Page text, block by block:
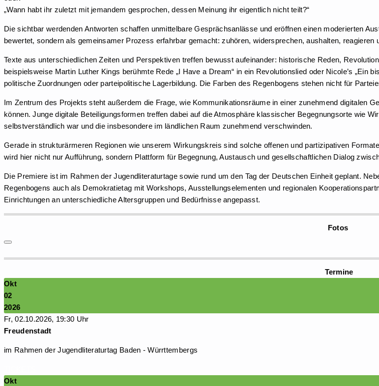
„Wann habt ihr zuletzt mit jemandem gesprochen, dessen Meinung ihr eigentlich nicht teilt?“
Die sichtbar werdenden Antworten schaffen unmittelbare Gesprächsanlässe und eröffnen einen moderierten
bewertet, sondern als gemeinsamer Prozess erfahrbar gemacht: zuhören, widersprechen, aushalten, reagieren
Texte aus unterschiedlichen Zeiten und Perspektiven treffen bewusst aufeinander: historische Reden,
beispielsweise Martin Luther Kings berühmte Rede „I Have a Dream“ in ein Revolutionslied oder Nicole’s „Ein
politische Zuordnungen oder parteipolitische Lagerbildung. Die Farben des Regenbogens stehen nicht für
Im Zentrum des Projekts steht außerdem die Frage, wie Kommunikationsräume in einer zunehmend digitalen
können. Junge digitale Beteiligungsformen treffen dabei auf die Atmosphäre klassischer Begegnungsorte wie
selbstverständlich war und die insbesondere im ländlichen Raum zunehmend verschwinden.
Gerade in strukturärmeren Regionen wie unserem Wirkungskreis sind solche offenen und partizipativen
wird hier nicht nur Aufführung, sondern Plattform für Begegnung, Austausch und gesellschaftlichen Dialog
Die Premiere ist im Rahmen der Jugendliteraturtage sowie rund um den Tag der Deutschen Einheit geplant.
Regenbogens auch als Demokratietag mit Workshops, Ausstellungselementen und regionalen
Einrichtungen an unterschiedliche Altersgruppen und Bedürfnisse angepasst.
Fotos
Termine
Okt
02
2026
Fr, 02.10.2026, 19:30 Uhr
Freudenstadt
im Rahmen der Jugendliteraturtag Baden - Würrttembergs
Okt